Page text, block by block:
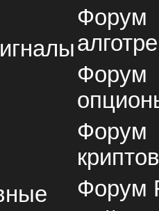
Форум
Форум
Форум
Форум